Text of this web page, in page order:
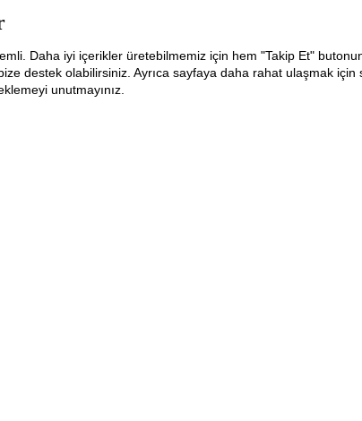
Daha iyi içerikler üretebilmemiz için hem "Takip Et"
destek olabilirsiniz. Ayrıca sayfaya daha rahat ulaşmak için
unutmayınız.